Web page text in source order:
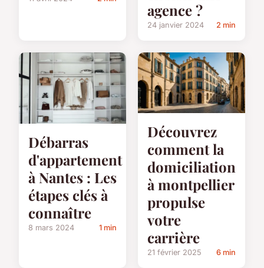
agence ?
24 janvier 2024 2 min
Débarras
d'appartement
à Nantes : Les
étapes clés à
connaître
8 mars 2024 1 min
Découvrez
comment la
domiciliation
à montpellier
propulse
votre
carrière
21 février 2025 6 min